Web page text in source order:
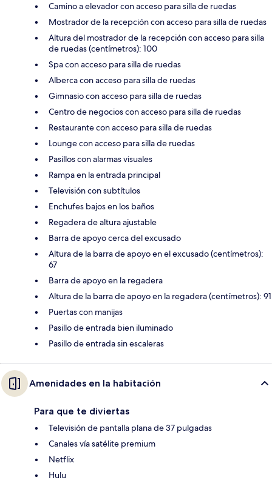
Camino a elevador con acceso para silla de ruedas
Mostrador de la recepción con acceso para silla de ruedas
Altura del mostrador de la recepción con acceso para silla
de ruedas (centímetros): 100
Spa con acceso para silla de ruedas
Alberca con acceso para silla de ruedas
Gimnasio con acceso para silla de ruedas
Centro de negocios con acceso para silla de ruedas
Restaurante con acceso para silla de ruedas
Lounge con acceso para silla de ruedas
Pasillos con alarmas visuales
Rampa en la entrada principal
Televisión con subtítulos
Enchufes bajos en los baños
Regadera de altura ajustable
Barra de apoyo cerca del excusado
Altura de la barra de apoyo en el excusado (centímetros):
67
Barra de apoyo en la regadera
Altura de la barra de apoyo en la regadera (centímetros): 91
Puertas con manijas
Pasillo de entrada bien iluminado
Pasillo de entrada sin escaleras
Amenidades en la habitación
Para que te diviertas
Televisión de pantalla plana de 37 pulgadas
Canales vía satélite premium
Netflix
Hulu